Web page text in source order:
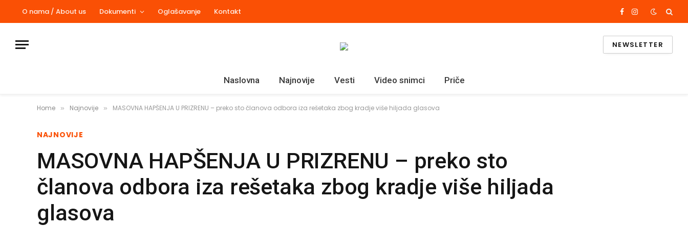
O nama / About us Dokumenti Oglašavanje Kontakt Facebook
Instagram
NEWSLETTER
Naslovna Najnovije Vesti Video snimci Priče
Home » Najnovije » MASOVNA HAPŠENJA U PRIZRENU – preko sto članova odbora iza rešetaka zbog kradje više hiljada glasova
NAJNOVIJE
MASOVNA HAPŠENJA U PRIZRENU – preko sto
članova odbora iza rešetaka zbog kradje više hiljada
glasova